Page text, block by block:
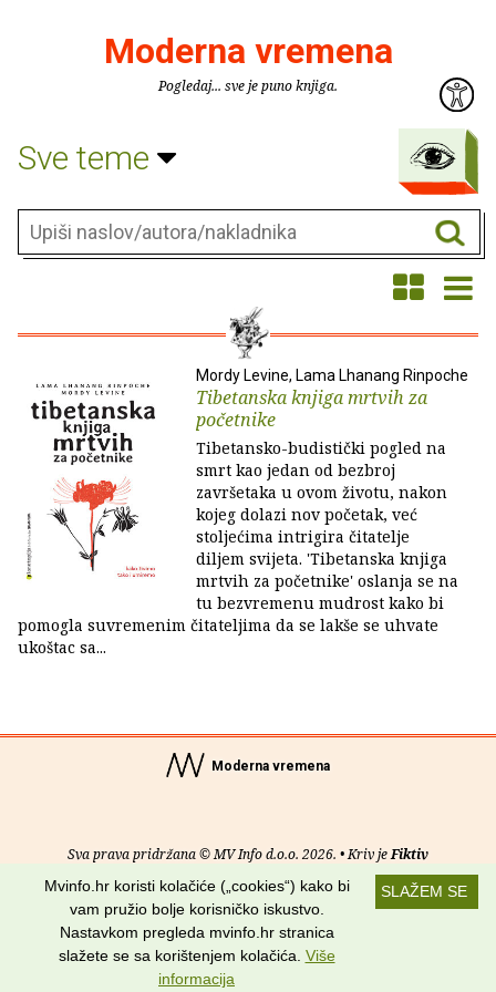
Moderna vremena
Pogledaj... sve je puno knjiga.
Sve teme
Mordy Levine, Lama Lhanang Rinpoche
Tibetanska knjiga mrtvih za
početnike
Tibetansko-budistički pogled na
smrt kao jedan od bezbroj
završetaka u ovom životu, nakon
kojeg dolazi nov početak, već
stoljećima intrigira čitatelje
diljem svijeta. 'Tibetanska knjiga
mrtvih za početnike' oslanja se na
tu bezvremenu mudrost kako bi
pomogla suvremenim čitateljima da se lakše se uhvate
ukoštac sa...
Moderna vremena
Sva prava pridržana © MV Info d.o.o. 2026. • Kriv jeFiktiv
Uvjeti korištenja RSS kanali
Potraži nas na:
SLAŽEM SE
Mvinfo.hr koristi kolačiće („cookies“) kako bi
vam pružio bolje korisničko iskustvo.
Nastavkom pregleda mvinfo.hr stranica
slažete se sa korištenjem kolačića. Više
informacija